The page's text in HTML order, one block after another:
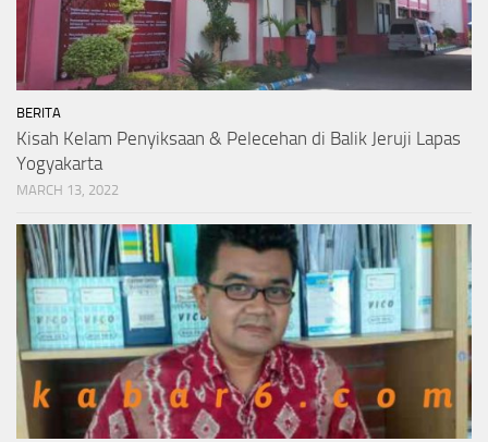
BERITA
Kisah Kelam Penyiksaan & Pelecehan di Balik Jeruji Lapas
Yogyakarta
MARCH 13, 2022